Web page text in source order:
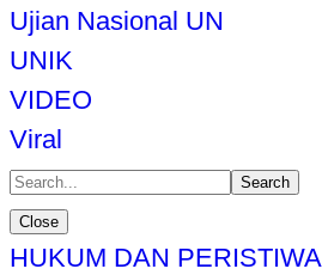
Ujian Nasional UN
UNIK
VIDEO
Viral
Search
Close
HUKUM DAN PERISTIWA